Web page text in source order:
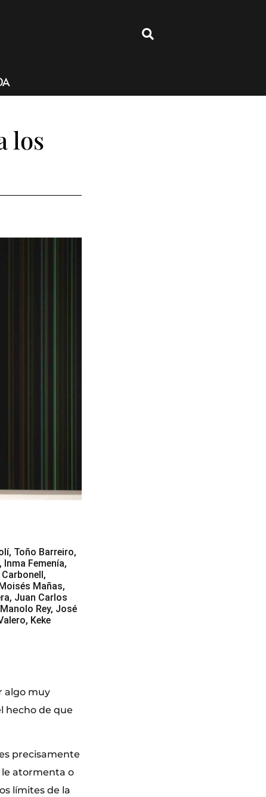
los
Toño Barreiro,
Femenía,
Mañas,
Juan Carlos
Rey, José
Keke
algo muy
hecho de que
precisamente
le atormenta o
límites de la